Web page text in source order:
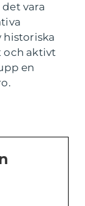
vara
historiska
och aktivt
en